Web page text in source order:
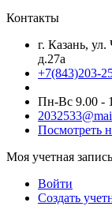
Контакты
г. Казань,
д.27а
+7(843)203-
Пн-Вс 9.00 -
Посмотреть
Моя учетная запись
Войти
Создать